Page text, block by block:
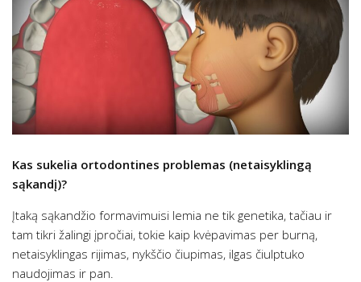
Kas sukelia ortodontines problemas (netaisyklingą
sąkandį)?
Įtaką sąkandžio formavimuisi lemia ne tik genetika, tačiau ir
tam tikri žalingi įpročiai, tokie kaip kvėpavimas per burną,
netaisyklingas rijimas, nykščio čiupimas, ilgas čiulptuko
naudojimas ir pan.